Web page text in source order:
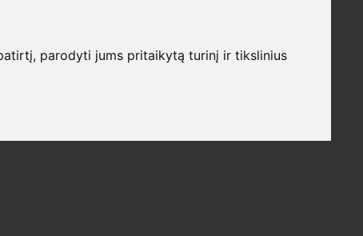
parodyti jums pritaikytą turinį ir tikslinius